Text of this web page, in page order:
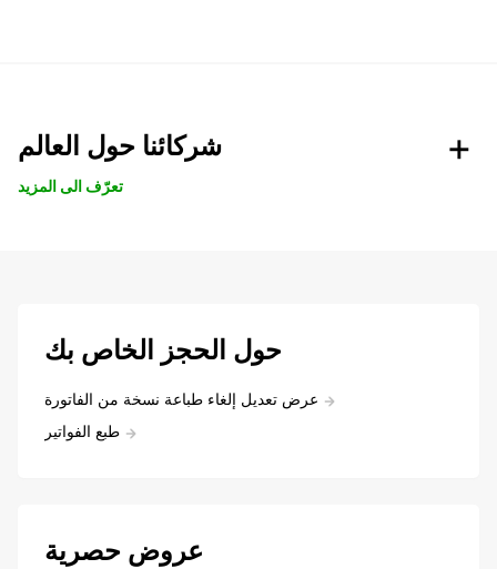
شركائنا حول العالم
تعرّف الى المزيد
حول الحجز الخاص بك
عرض تعديل إلغاء طباعة نسخة من الفاتورة
طبع الفواتير
عروض حصرية